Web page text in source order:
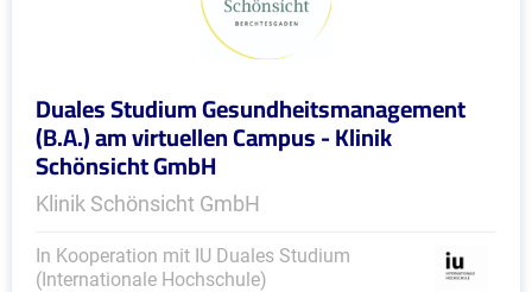
Duales Studium Gesundheitsmanagement
(B.A.) am virtuellen Campus - Klinik
Schönsicht GmbH
Klinik Schönsicht GmbH
In Kooperation mit IU Duales Studium
(Internationale Hochschule)